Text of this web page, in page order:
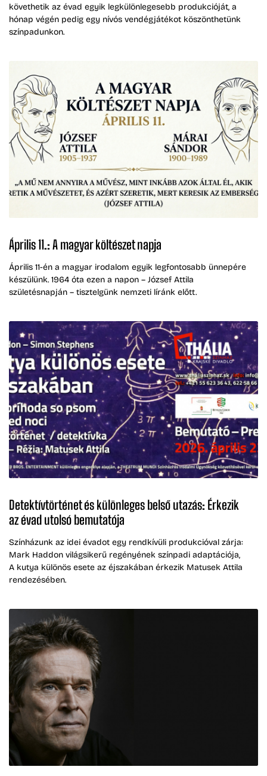
követhetik az évad egyik legkülönlegesebb produkcióját, a
hónap végén pedig egy nívós vendégjátékot köszönthetünk
színpadunkon.
Április 11.: A magyar költészet napja
Április 11-én a magyar irodalom egyik legfontosabb ünnepére
készülünk. 1964 óta ezen a napon – József Attila
születésnapján – tisztelgünk nemzeti líránk előtt.
Detektívtörténet és különleges belső utazás: Érkezik
az évad utolsó bemutatója
Színházunk az idei évadot egy rendkívüli produkcióval zárja:
Mark Haddon világsikerű regényének színpadi adaptációja,
A kutya különös esete az éjszakában érkezik Matusek Attila
rendezésében.